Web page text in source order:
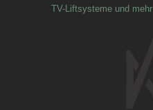
TV-Liftsysteme und mehr